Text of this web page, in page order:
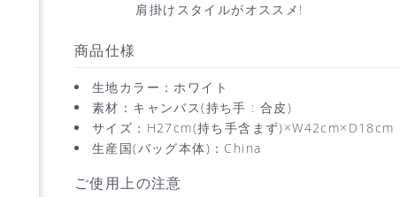
肩掛けスタイルがオススメ!
商品仕様
生地カラー：ホワイト
素材：キャンバス(持ち手 : 合皮)
サイズ：H27cm(持ち手含まず)×W42cm×D18cm
生産国(バッグ本体)：China
ご使用上の注意